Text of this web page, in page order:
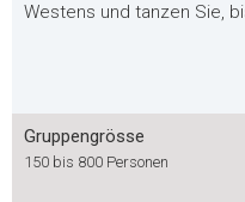
Westens und tanzen Sie,
Gruppengrösse
150 bis 800 Personen